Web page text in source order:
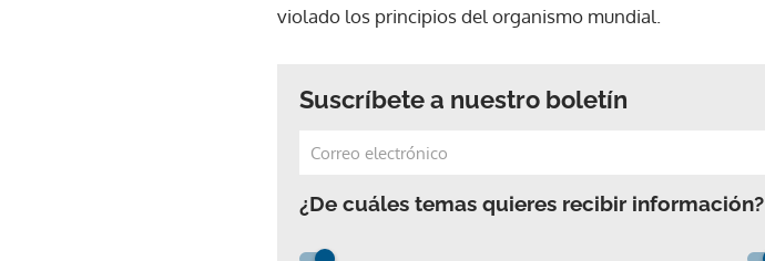
violado los principios del organismo mundial.
Suscríbete a nuestro boletín
¿De cuáles temas quieres recibir información?